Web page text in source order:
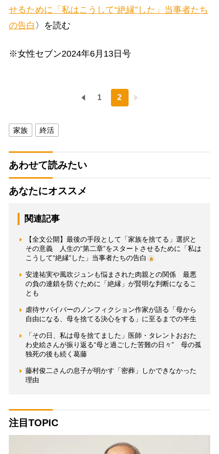
せるために「私はこうして“絶縁”した」当事者たち
の告白 〉を読む
※女性セブン2024年6月13日号
1 2
家族 終活
あわせて読みたい
あなたにオススメ
関連記事
【全文公開】最後の手段として「家族を捨てる」選択と
その意義 人生の“第二章”をスタートさせるために「私は
こうして“絶縁”した」当事者たちの告白
安達祐実や風吹ジュンも悩まされた肉親との関係 最悪
の負の連鎖を防ぐために「絶縁」が賢明な判断になるこ
とも
虐待サバイバーのノンフィクション作家が語る「母から
自由になる、母を捨てる決心をする」に至るまでの半生
「その日、私は母を捨てました」医師・タレントおおた
わ史絵さんが振り返る“母と過ごした苦難の日々” 母の孤
独死の後も続く葛藤
藤村俊二さんの息子が明かす「密葬」しかできなかった
理由
注目TOPIC